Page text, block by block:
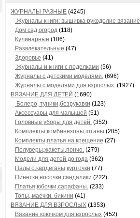
ЖУРНАЛЫ РАЗНЫЕ (4245)
Журналы книги: вышивка рукоделие вязание
Дом сад огород (118)
Кулинарные (106)
Развлекательные (47)
Здоровье (41)
Журналы и книги с поделками (56)
Журналы с детскими моделями. (696)
Журналы с моделями для взрослых. (1927)
ВЯЗАНИЕ ДЛЯ ДЕТЕЙ (1690)
Болеро, туники,безрукавки (123)
Аксессуары для малышей (51)
Головные уборы для детей. (352)
Комплекты,комбинезоны,штаны (205)
Комплекты,платья на крещение (27)
Полуверы,жакеты,пончо. (279)
Модели для детей до года (362)
Пальто,кардеганы,курточки (77)
Пинетки,носочки,сандалики (222)
Платья,юбочки,сарафаны. (233)
Топы, маечки. бикини (41)
ВЯЗАНИЕ ДЛЯ ВЗРОСЛЫХ (1353)
Вязание крючком для взрослых (452)